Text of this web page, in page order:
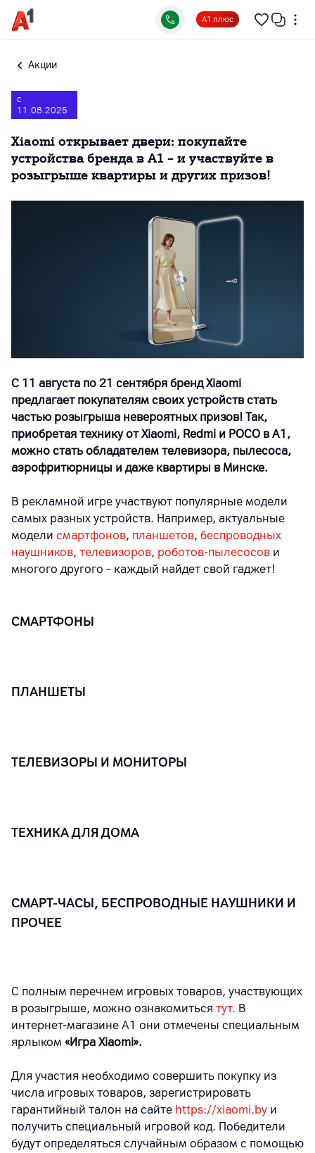
А1 плюс
Акции
с
11.08.2025
Xiaomi открывает двери: покупайте
устройства бренда в А1 – и участвуйте в
розыгрыше квартиры и других призов!
С 11 августа по 21 сентября бренд Xiaomi
предлагает покупателям своих устройств стать
частью розыгрыша невероятных призов! Так,
приобретая технику от Xiaomi, Redmi и POCO в А1,
можно стать обладателем телевизора, пылесоса,
аэрофритюрницы и даже квартиры в Минске.
В рекламной игре участвуют популярные модели
самых разных устройств. Например, актуальные
модели смартфонов, планшетов, беспроводных
наушников, телевизоров, роботов-пылесосов и
многого другого – каждый найдет свой гаджет!
СМАРТФОНЫ
ПЛАНШЕТЫ
ТЕЛЕВИЗОРЫ И МОНИТОРЫ
ТЕХНИКА ДЛЯ ДОМА
СМАРТ-ЧАСЫ, БЕСПРОВОДНЫЕ НАУШНИКИ И
ПРОЧЕЕ
С полным перечнем игровых товаров, участвующих
в розыгрыше, можно ознакомиться тут. В
интернет-магазине А1 они отмечены специальным
ярлыком «Игра Xiaomi».
Для участия необходимо совершить покупку из
числа игровых товаров, зарегистрировать
гарантийный талон на сайте https://xiaomi.by и
получить специальный игровой код. Победители
будут определяться случайным образом с помощью